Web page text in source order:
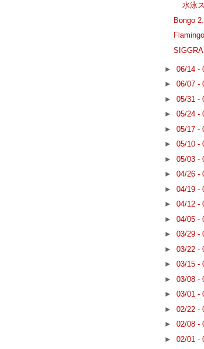
水泳
Bongo
► 06/14 -
► 06/07 -
► 05/31 -
► 05/24 -
► 05/17 -
► 05/10 -
► 05/03 -
► 04/26 -
► 04/19 -
► 04/12 -
► 04/05 -
► 03/29 -
► 03/22 -
► 03/15 -
► 03/08 -
► 03/01 -
► 02/22 -
► 02/08 -
► 02/01 -